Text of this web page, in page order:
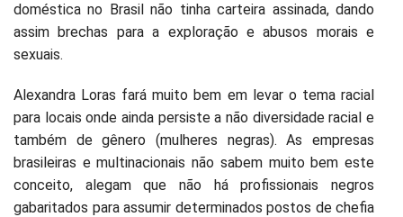
doméstica no Brasil não tinha carteira assinada, dando
assim brechas para a exploração e abusos morais e
sexuais.
Alexandra Loras fará muito bem em levar o tema racial
para locais onde ainda persiste a não diversidade racial e
também de gênero (mulheres negras). As empresas
brasileiras e multinacionais não sabem muito bem este
conceito, alegam que não há profissionais negros
gabaritados para assumir determinados postos de chefia